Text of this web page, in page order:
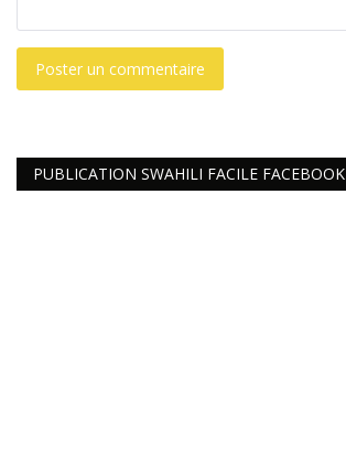
Poster un commentaire
PUBLICATION SWAHILI FACILE FACEBOOK